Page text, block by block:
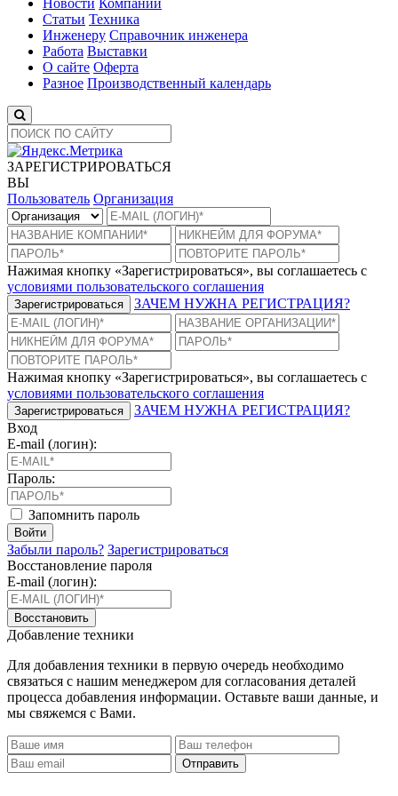
Новости Компании
Статьи Техника
Инженеру Справочник инженера
Работа Выставки
О сайте Оферта
Разное Производственный календарь
ЗАРЕГИСТРИРОВАТЬСЯ
ВЫ
Пользователь Организация
Нажимая кнопку «Зарегистрироваться», вы соглашаетесь с
условиями пользовательского соглашения
Зарегистрироваться ЗАЧЕМ НУЖНА РЕГИСТРАЦИЯ?
Нажимая кнопку «Зарегистрироваться», вы соглашаетесь с
условиями пользовательского соглашения
Зарегистрироваться
ЗАЧЕМ НУЖНА РЕГИСТРАЦИЯ?
Вход
E-mail (логин):
Пароль:
Запомнить пароль
Войти
Забыли пароль? Зарегистрироваться
Восстановление пароля
E-mail (логин):
Восстановить
Добавление техники
Для добавления техники в первую очередь необходимо
связаться с нашим менеджером для согласования деталей
процесса добавления информации. Оставьте ваши данные, и
мы свяжемся с Вами.